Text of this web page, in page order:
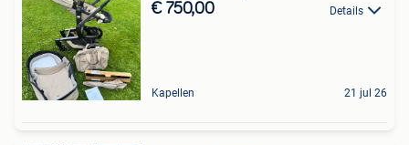
€ 750,00 Details
Kapellen 21 jul 26